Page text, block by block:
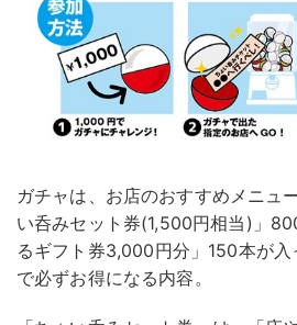
ガチャは、お店のおすすめメニュ
い呑みセット券(1,500円相当)」
るギフト券3,000円分」150本が入
で必ずお得になる内容。